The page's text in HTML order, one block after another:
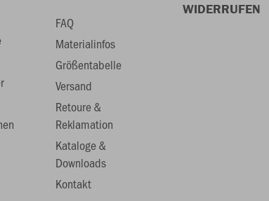
FAQ
Materialinfos
Größentabelle
Versand
Retoure &
Reklamation
Kataloge &
Downloads
Kontakt
WIDERRUFEN